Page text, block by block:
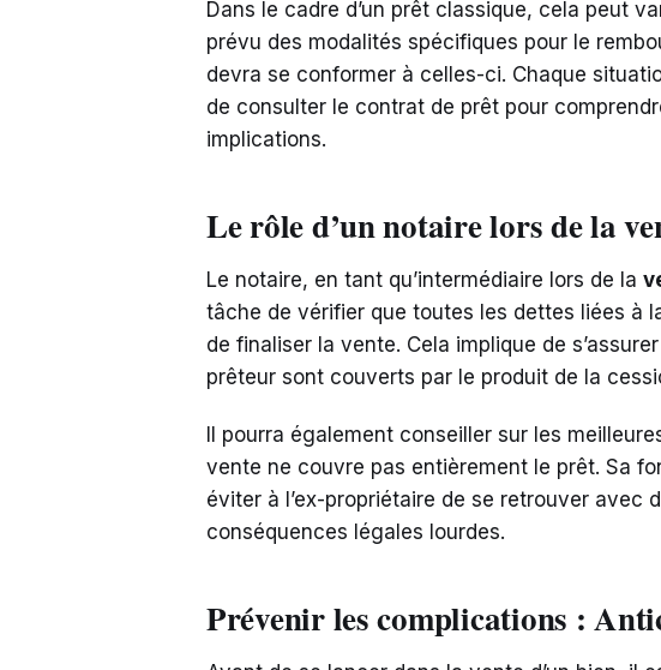
Dans le cadre d’un prêt classique, cela peut
prévu des modalités spécifiques pour le
devra se conformer à celles-ci. Chaque
de consulter le contrat de prêt pour
implications.
Le rôle d’un notaire lors de la
Le notaire, en tant qu’intermédiaire lors de la
tâche de vérifier que toutes les dettes liées à
de finaliser la vente. Cela implique de
prêteur sont couverts par le produit de la
Il pourra également conseiller sur les
vente ne couvre pas entièrement le prêt. Sa
éviter à l’ex-propriétaire de se retrouver avec
conséquences légales lourdes.
Prévenir les complications :